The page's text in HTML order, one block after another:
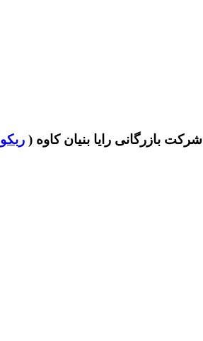
شرکت بازرگانی رایا بنیان کاوه ( ربکو